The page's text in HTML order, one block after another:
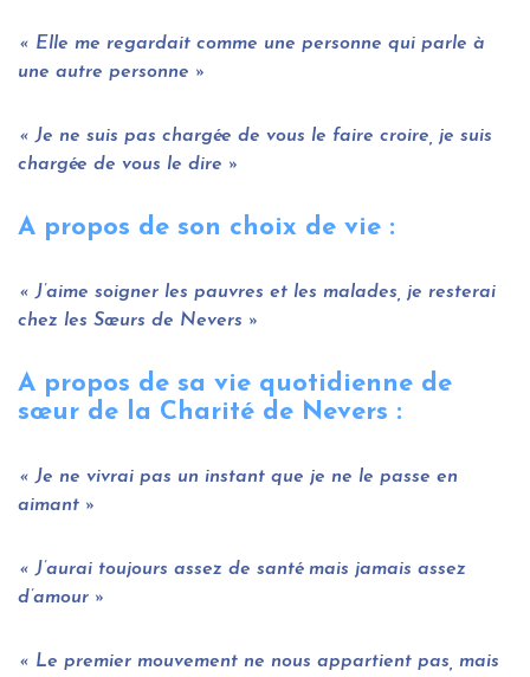
Elle me regardait comme une personne qui parle à
une autre personne
Je ne suis pas chargée de vous le faire croire, je suis
chargée de vous le dire
A propos de son choix de vie :
J’aime soigner les pauvres et les malades, je resterai
chez les Sœurs de Nevers
A propos de sa vie quotidienne de
sœur de la Charité de Nevers :
Je ne vivrai pas un instant que je ne le passe en
aimant
J’aurai toujours assez de santé mais jamais assez
d’amour
Le premier mouvement ne nous appartient pas, mais